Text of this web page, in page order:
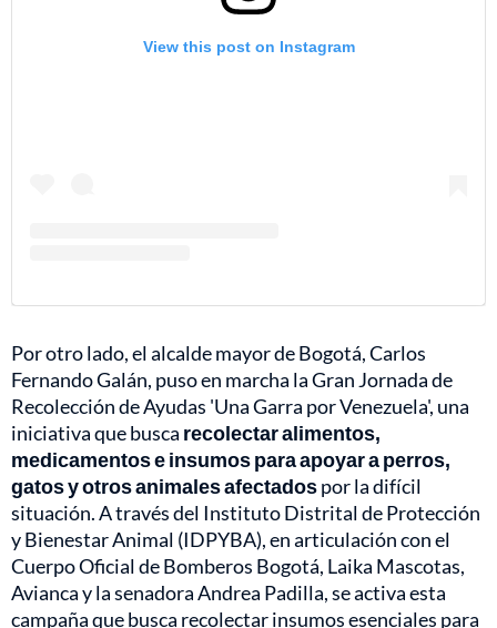
View this post on Instagram
Por otro lado, el alcalde mayor de Bogotá, Carlos
Fernando Galán, puso en marcha la Gran Jornada de
Recolección de Ayudas 'Una Garra por Venezuela', una
iniciativa que busca recolectar alimentos,
medicamentos e insumos para apoyar a perros,
gatos y otros animales afectadospor la difícil
situación. A través del Instituto Distrital de Protección
y Bienestar Animal (IDPYBA), en articulación con el
Cuerpo Oficial de Bomberos Bogotá, Laika Mascotas,
Avianca y la senadora Andrea Padilla, se activa esta
campaña que busca recolectar insumos esenciales para